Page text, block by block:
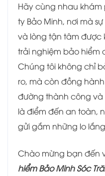
Hãy cùng nhau
ty Bảo Minh, nơi mà
và lòng tận tâm được
trải nghiệm bảo hiểm
Chúng tôi không chỉ
ro, mà còn đồng
đường thành công và
là điểm đến an toàn,
gửi gắm những lo
Chào mừng bạn đến
hiểm Bảo Minh Sóc